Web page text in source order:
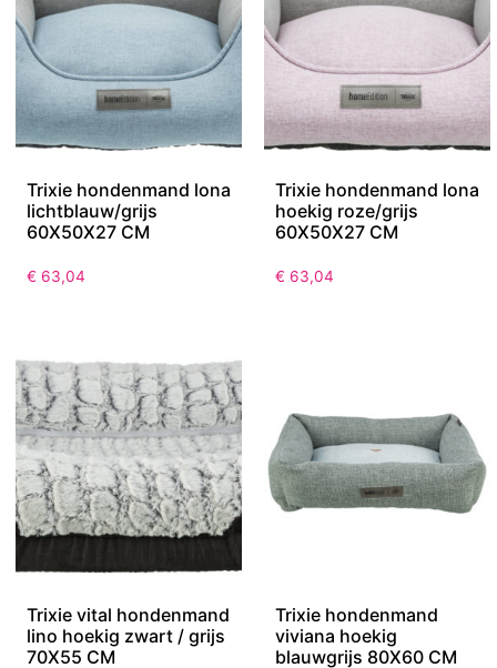
Trixie hondenmand lona
lichtblauw/grijs
60X50X27 CM
€ 63,04
Trixie hondenmand lona
hoekig roze/grijs
60X50X27 CM
€ 63,04
Trixie vital hondenmand
lino hoekig zwart / grijs
70X55 CM
Trixie hondenmand
viviana hoekig
blauwgrijs 80X60 CM